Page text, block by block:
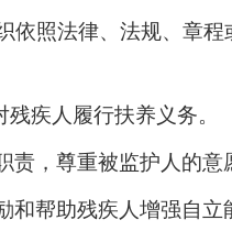
依照法律、法规、章
疾人履行扶养义务。
，尊重被监护人的意
帮助残疾人增强自立